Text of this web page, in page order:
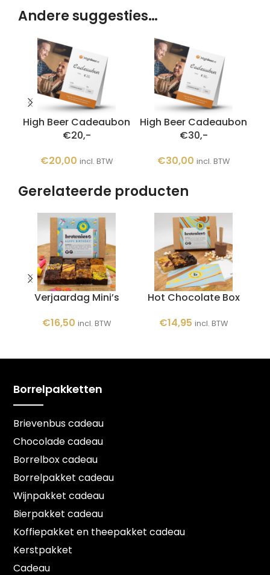
Andere suggesties…
High Beer Cadeaubon
€20,-
€20,00 incl. BTW
High Beer Cadeaubon
€30,-
€30,00 incl. BTW
Gerelateerde producten
Verjaardag Mini’s
€16,50 incl. BTW
Hot Chocolate Box
€14,95 incl. BTW
Borrelpakketten
Brievenbus cadeau
Chocolade cadeau
Borrelbox cadeau
Borrelpakket cadeau
Wijnpakket cadeau
Bierpakket cadeau
Koffiepakket en theepakket cadeau
Kerstpakket
Cadeau